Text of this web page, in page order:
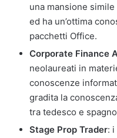
una mansione
ed ha un’ottima
pacchetti Office.
Corporate Finance
neolaureati in
conoscenze
gradita la
tra tedesco e
Stage Prop Trader: